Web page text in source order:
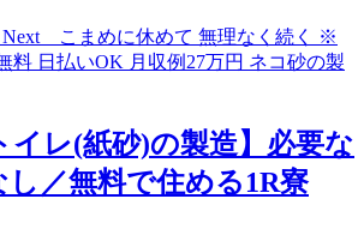
イレ(紙砂)の製造】必要な
し／無料で住める1R寮